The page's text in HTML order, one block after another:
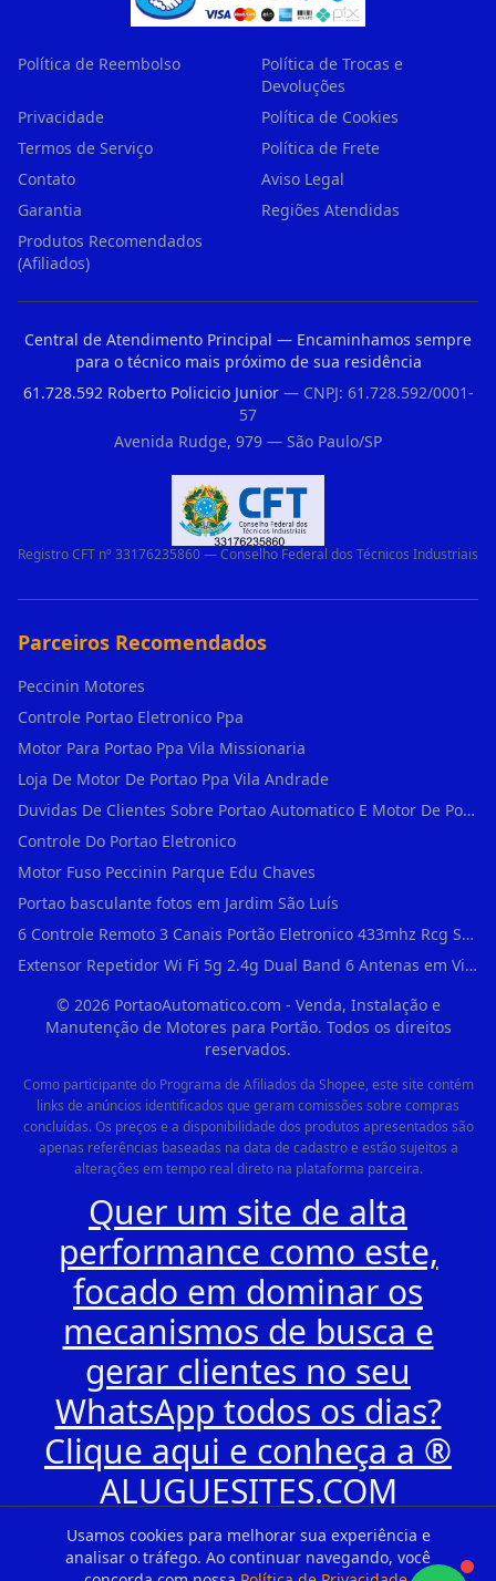
Usamos cookies para melhorar sua experiência e
analisar o tráfego. Ao continuar navegando, você
Política de Reembolso
Política de Trocas e
Devoluções
Privacidade
Política de Cookies
Termos de Serviço
Política de Frete
Contato
Aviso Legal
Garantia
Regiões Atendidas
Produtos Recomendados
(Afiliados)
Central de Atendimento Principal — Encaminhamos sempre
para o técnico mais próximo de sua residência
61.728.592 Roberto Policicio Junior— CNPJ: 61.728.592/0001-
57
Avenida Rudge, 979 — São Paulo/SP
Registro CFT nº 33176235860 — Conselho Federal dos Técnicos Industriais
Parceiros Recomendados
Peccinin Motores
Controle Portao Eletronico Ppa
Motor Para Portao Ppa Vila Missionaria
Loja De Motor De Portao Ppa Vila Andrade
Duvidas De Clientes Sobre Portao Automatico E Motor De Portao Motor Para Portao De Ferro
Controle Do Portao Eletronico
Motor Fuso Peccinin Parque Edu Chaves
Portao basculante fotos em Jardim São Luís
6 Controle Remoto 3 Canais Portão Eletronico 433mhz Rcg Seg Garen Ppa em Vila Clementino
Extensor Repetidor Wi Fi 5g 2.4g Dual Band 6 Antenas em Vila Sônia
© 2026PortaoAutomatico.com - Venda, Instalação e
Manutenção de Motores para Portão. Todos os direitos
reservados.
Como participante do Programa de Afiliados da Shopee, este site contém
links de anúncios identificados que geram comissões sobre compras
concluídas. Os preços e a disponibilidade dos produtos apresentados são
apenas referências baseadas na data de cadastro e estão sujeitos a
alterações em tempo real direto na plataforma parceira.
Quer um site de alta
performance como este,
focado em dominar os
mecanismos de busca e
gerar clientes no seu
WhatsApp todos os dias?
Clique aqui e conheça a ®
ALUGUESITES.COM